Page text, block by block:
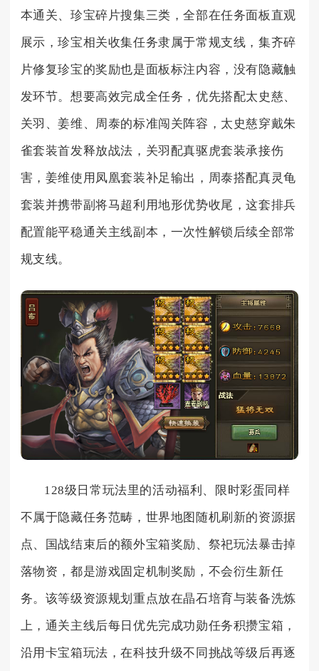
本通关、珍宝碎片搜集三类，全部在任务面板直观
展示，珍宝相关收集任务隶属于常规支线，集齐碎
片修复珍宝的奖励也是面板标注内容，没有隐藏触
发环节。想要高效完成全任务，优先搭配太史慈、
关羽、姜维、周泰的标准闯关阵容，太史慈穿戴朱
雀套装首发释放战法，关羽配真驱虎套装承接伤
害，姜维使用凤凰套装补足输出，周泰搭配真灵龟
套装并携带副将马超利用地形优势收尾，这套排兵
配置能平稳通关主线副本，一次性解锁后续全部常
规支线。
128级日常玩法里的活动福利、限时彩蛋同样
不属于隐藏任务范畴，世界地图随机刷新的资源据
点、国战结束后的额外宝箱奖励、祭祀玩法暴击掉
落物资，都是游戏固定机制奖励，不会衍生新任
务。该等级资源规划重点放在晶石培育与装备洗炼
上，通关主线后每日优先完成功勋任务积攒宝箱，
沿用卡宝箱玩法，在科技升级不同挑战等级后再逐